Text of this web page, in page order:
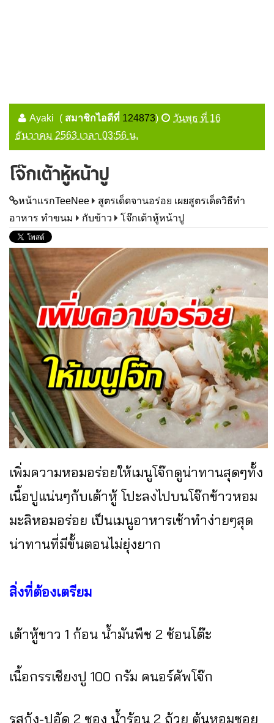
Ayaki ( สมาชิกไอดีที่ 124873)
วันพุธ ที่ 16
ธันวาคม 2563 เวลา 03:56 น.
โจ๊กเต้าหู้หน้าปู
หน้าแรกTeeNee
สูตรเด็ดจานอร่อย เผยสูตรเด็ดวิธีทำ
อาหาร ทำขนม
กับข้าว โจ๊กเต้าหู้หน้าปู
เพิ่มความหอมอร่อยให้เมนูโจ๊กดูน่าทานสุดๆทั้ง
เนื้อปูแน่นๆกับเต้าหู้ โปะลงไปบนโจ๊กข้าวหอม
มะลิหอมอร่อย เป็นเมนูอาหารเช้าทำง่ายๆสุด
น่าทานที่มีขั้นตอนไม่ยุ่งยาก
สิ่งที่ต้องเตรียม
เต้าหู้ขาว 1 ก้อน น้ำมันพืช 2 ช้อนโต๊ะ
เนื้อกรรเชียงปู 100 กรัม คนอร์คัพโจ๊ก
รสกุ้ง-ปูอัด 2 ซอง น้ำร้อน 2 ถ้วย ต้นหอมซอย